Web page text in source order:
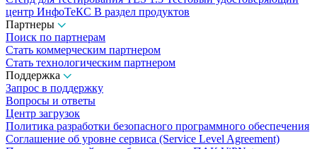
центр ИнфоТеКС В раздел продуктов
Партнеры
Поиск по партнерам
Стать коммерческим партнером
Стать технологическим партнером
Поддержка
Запрос в поддержку
Вопросы и ответы
Центр загрузок
Политика разработки безопасного программного обеспечения
Соглашение об уровне сервиса (Service Level Agreement)